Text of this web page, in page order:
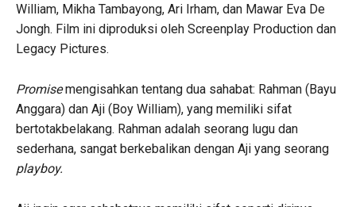
William, Mikha Tambayong, Ari Irham, dan Mawar Eva De
Jongh. Film ini diproduksi oleh Screenplay Production dan
Legacy Pictures.
Promisemengisahkan tentang dua sahabat: Rahman (Bayu
Anggara) dan Aji (Boy William), yang memiliki sifat
bertotakbelakang. Rahman adalah seorang lugu dan
sederhana, sangat berkebalikan dengan Aji yang seorang
playboy.